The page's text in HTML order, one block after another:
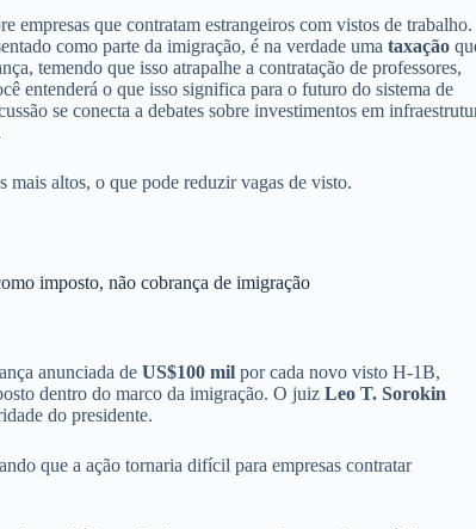
ou
para
baixo
para
empresas que contratam estrangeiros com vistos de
como parte da imigração, é na verdade uma taxação
temendo que isso atrapalhe a contratação de professores,
entenderá o que isso significa para o futuro do sistema de
se conecta a debates sobre investimentos em
mais altos, o que pode reduzir vagas de visto.
imposto, não cobrança de imigração
anunciada de US$100 mil por cada novo visto H-1B,
dentro do marco da imigração. O juiz Leo T. Sorokin
do presidente.
que a ação tornaria difícil para empresas contratar